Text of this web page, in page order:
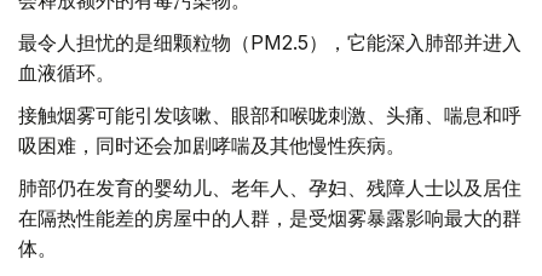
最令人担忧的是细颗粒物（PM2.5），它能深入肺部并进入
血液循环。
接触烟雾可能引发咳嗽、眼部和喉咙刺激、头痛、喘息和呼
吸困难，同时还会加剧哮喘及其他慢性疾病。
肺部仍在发育的婴幼儿、老年人、孕妇、残障人士以及居住
在隔热性能差的房屋中的人群，是受烟雾暴露影响最大的群
体。